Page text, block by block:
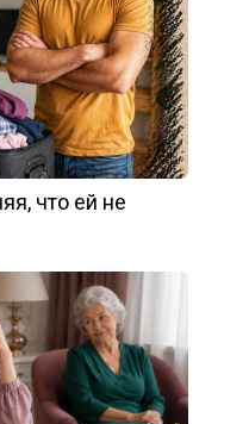
что ей не